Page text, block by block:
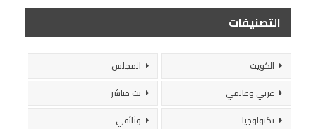
التصنيفات
الكويت
المجلس
عربي وعالمي
بث مباشر
تكنولوجيا
وثائقي